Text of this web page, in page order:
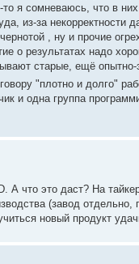
я сомневаюсь, что в
из-за
, ну и прочие
о результатах надо
старые, ещё
"плотно и долго"
и одна группа
что это даст? На
(завод
новый продукт